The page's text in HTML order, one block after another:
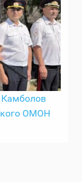
Камболов
ОМОН